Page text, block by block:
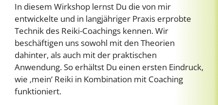
In diesem Wirkshop lernst Du die von mir
entwickelte und in langjähriger Praxis erprobte
Technik des Reiki-Coachings kennen. Wir
beschäftigen uns sowohl mit den Theorien
dahinter, als auch mit der praktischen
Anwendung. So erhältst Du einen ersten Eindruck,
wie ‚mein‘ Reiki in Kombination mit Coaching
funktioniert.